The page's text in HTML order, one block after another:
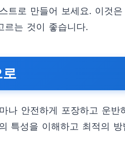
트로 만들어 보세요. 이것
르는 것이 좋습니다.
나 안전하게 포장하고 운
특성을 이해하고 최적의